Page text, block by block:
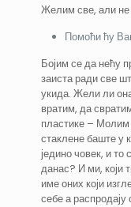
Желим све, али не
Помоћи ћу
Бојим се да нећу
заиста ради све
укида. Жели ли
вратим, да
пластике – Молим
стаклене баште у
једино човек, и
данас? И ми, који
име оних који
себе а